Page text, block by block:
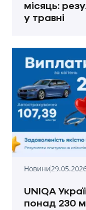
місяць:
у травні
Новини
UNIQA
понад 230